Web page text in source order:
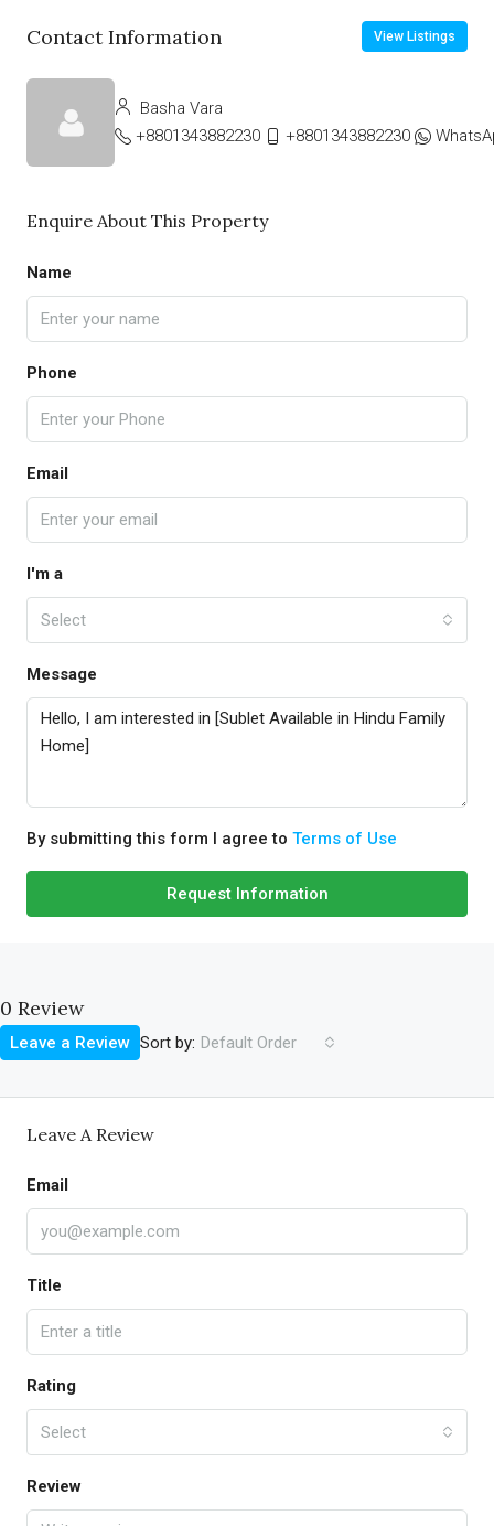
Contact Information View Listings
Basha Vara
+8801343882230
+8801343882230
Enquire About This Property
Name
Phone
Email
I'm a
Select
Message
By submitting this form I agree to Terms of Use
Request Information
0 Review
Sort by: Default Order
Leave a Review
Leave A Review
Email
Title
Rating
Select
Review